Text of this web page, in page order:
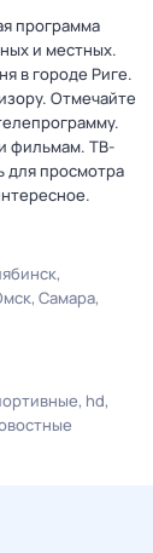
программа
и местных.
в городе Риге.
Отмечайте
фильмам. ТВ-
для просмотра
Самара
hd